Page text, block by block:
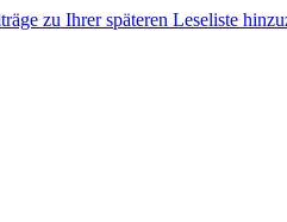
zu Ihrer späteren Leseliste